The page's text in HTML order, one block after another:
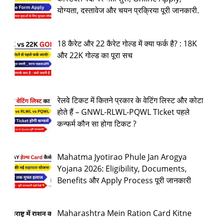
योग्यता, दस्तावेज और चयन प्रक्रिया पूरी जानकारी.
18 कैरेट और 22 कैरेट गोल्ड में क्या फर्क है? : 18K
और 22K गोल्ड का पूरा सच
रेलवे टिकट में कितने प्रकार के वेटिंग लिस्ट और कोटा
होते हैं – GNWL-RLWL-PQWL TIcket पहले
कन्फर्म कौन सा होगा टिकट ?
Mahatma Jyotirao Phule Jan Arogya
Yojana 2026: Eligibility, Documents,
Benefits और Apply Process पूरी जानकारी
Maharashtra Mein Ration Card Kitne